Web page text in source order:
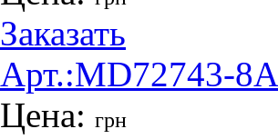
Заказать
Арт.:MD72743-8A
Цена: грн